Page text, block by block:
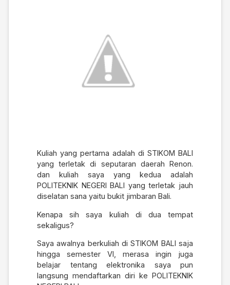
Kuliah yang pertama adalah di STIKOM BALI
yang terletak di seputaran daerah Renon.
dan kuliah saya yang kedua adalah
POLITEKNIK NEGERI BALI yang terletak jauh
diselatan sana yaitu bukit jimbaran Bali.
Kenapa sih saya kuliah di dua tempat
sekaligus?
Saya awalnya berkuliah di STIKOM BALI saja
hingga semester VI, merasa ingin juga
belajar tentang elektronika saya pun
langsung mendaftarkan diri ke POLITEKNIK